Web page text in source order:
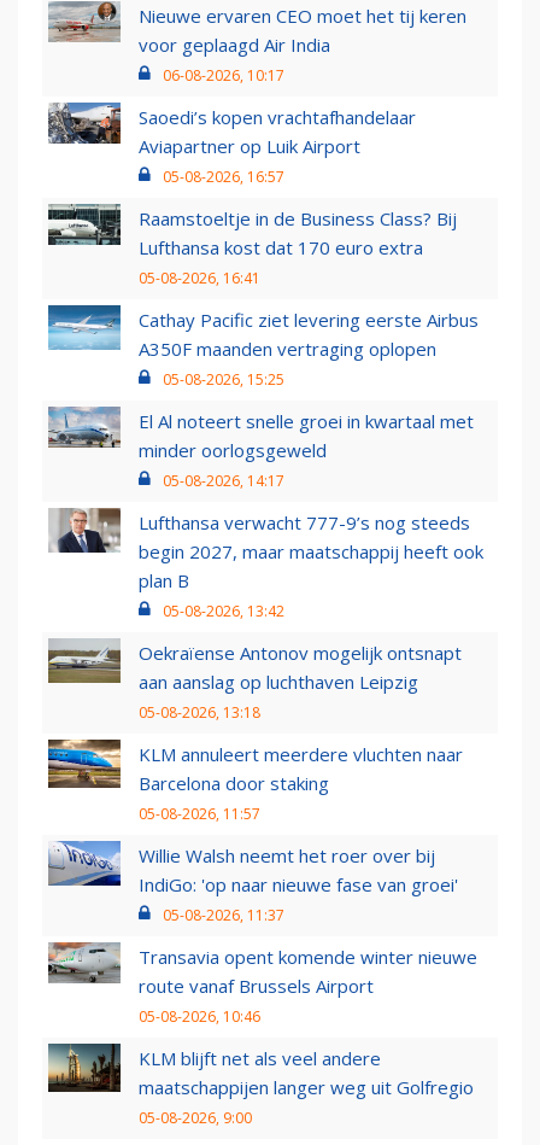
Nieuwe ervaren CEO moet het tij keren
voor geplaagd Air India
06-08-2026, 10:17
Saoedi’s kopen vrachtafhandelaar
Aviapartner op Luik Airport
05-08-2026, 16:57
Raamstoeltje in de Business Class? Bij
Lufthansa kost dat 170 euro extra
05-08-2026, 16:41
Cathay Pacific ziet levering eerste Airbus
A350F maanden vertraging oplopen
05-08-2026, 15:25
El Al noteert snelle groei in kwartaal met
minder oorlogsgeweld
05-08-2026, 14:17
Lufthansa verwacht 777-9’s nog steeds
begin 2027, maar maatschappij heeft ook
plan B
05-08-2026, 13:42
Oekraïense Antonov mogelijk ontsnapt
aan aanslag op luchthaven Leipzig
05-08-2026, 13:18
KLM annuleert meerdere vluchten naar
Barcelona door staking
05-08-2026, 11:57
Willie Walsh neemt het roer over bij
IndiGo: 'op naar nieuwe fase van groei'
05-08-2026, 11:37
Transavia opent komende winter nieuwe
route vanaf Brussels Airport
05-08-2026, 10:46
KLM blijft net als veel andere
maatschappijen langer weg uit Golfregio
05-08-2026, 9:00